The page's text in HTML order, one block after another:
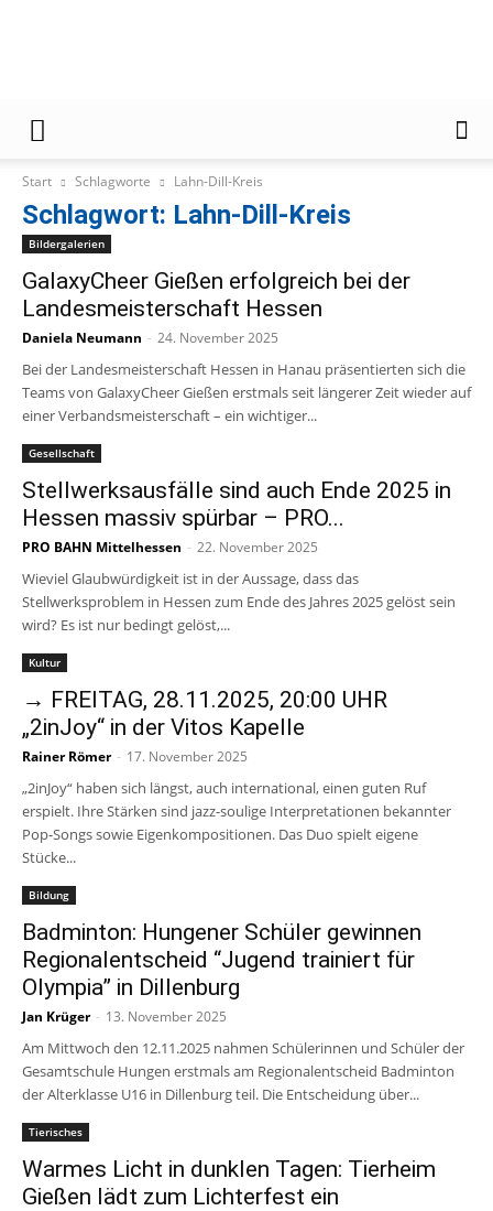
Start Schlagworte Lahn-Dill-Kreis
Schlagwort: Lahn-Dill-Kreis
Bildergalerien
GalaxyCheer Gießen erfolgreich bei der
Landesmeisterschaft Hessen
Daniela Neumann - 24. November 2025
Bei der Landesmeisterschaft Hessen in Hanau präsentierten sich die
Teams von GalaxyCheer Gießen erstmals seit längerer Zeit wieder auf
einer Verbandsmeisterschaft – ein wichtiger...
Gesellschaft
Stellwerksausfälle sind auch Ende 2025 in
Hessen massiv spürbar – PRO...
PRO BAHN Mittelhessen - 22. November 2025
Wieviel Glaubwürdigkeit ist in der Aussage, dass das
Stellwerksproblem in Hessen zum Ende des Jahres 2025 gelöst sein
wird? Es ist nur bedingt gelöst,...
Kultur
→ FREITAG, 28.11.2025, 20:00 UHR
„2inJoy“ in der Vitos Kapelle
Rainer Römer - 17. November 2025
„2inJoy“ haben sich längst, auch international, einen guten Ruf
erspielt. Ihre Stärken sind jazz-soulige Interpretationen bekannter
Pop-Songs sowie Eigenkompositionen. Das Duo spielt eigene
Stücke...
Bildung
Badminton: Hungener Schüler gewinnen
Regionalentscheid “Jugend trainiert für
Olympia” in Dillenburg
Jan Krüger - 13. November 2025
Am Mittwoch den 12.11.2025 nahmen Schülerinnen und Schüler der
Gesamtschule Hungen erstmals am Regionalentscheid Badminton
der Alterklasse U16 in Dillenburg teil. Die Entscheidung über...
Tierisches
Warmes Licht in dunklen Tagen: Tierheim
Gießen lädt zum Lichterfest ein